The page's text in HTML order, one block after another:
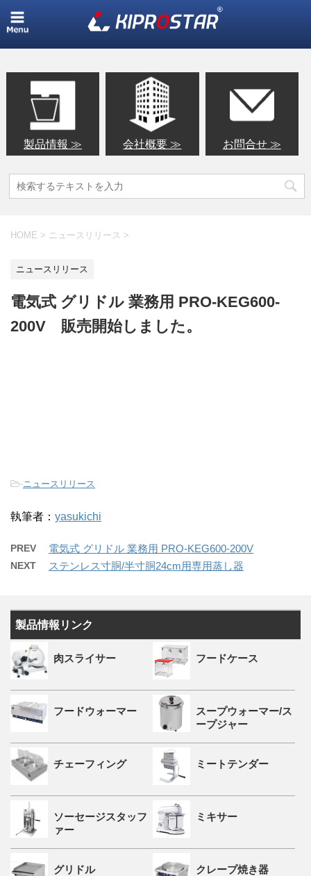
製品情報 ≫ 会社概要 ≫ お問合せ ≫
HOME > ニュースリリース >
ニュースリリース
電気式 グリドル 業務用 PRO-KEG600-
200V 販売開始しました。
-ニュースリリース
執筆者： yasukichi
PREV 電気式 グリドル 業務用 PRO-KEG600-200V
NEXT ステンレス寸胴/半寸胴24cm用専用蒸し器
製品情報リンク
肉スライサー フードケース
フードウォーマー
スープウォーマー/ス
ープジャー
チェーフィング ミートテンダー
ソーセージスタッフ
ァー
ミキサー
グリドル クレープ焼き器